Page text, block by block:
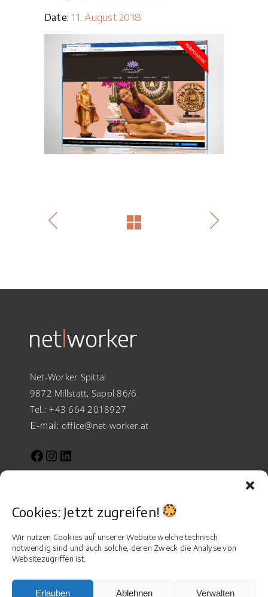
Cookies: Jetzt zugreifen!
Wir nutzen Cookies auf unserer Website welche technisch
notwendig sind und auch solche, deren Zweck die Analyse von
Websitezugriffen ist.
Erlauben Ablehnen Verwalten
Date: 11. August 2018
Net-Worker Spittal
9872 Millstatt, Sappl 86/6
Tel.: +43 664 2018927
E-mail: office@net-worker.at
Facebook
Instagram
INFORMATIONEN:
- AGB